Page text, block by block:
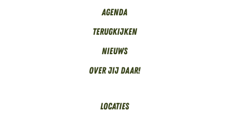
Agenda
Terugkijken
Nieuws
Over Jij daar!
Locaties